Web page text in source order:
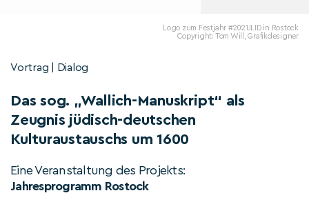
Logo zum Festjahr #2021JLID in Rostock
Copyright: Tom Will, Grafikdesigner
Vortrag | Dialog
Das sog. „Wallich-Manuskript“ als
Zeugnis jüdisch-deutschen
Kulturaustauschs um 1600
Eine Veranstaltung des Projekts:
Jahresprogramm Rostock